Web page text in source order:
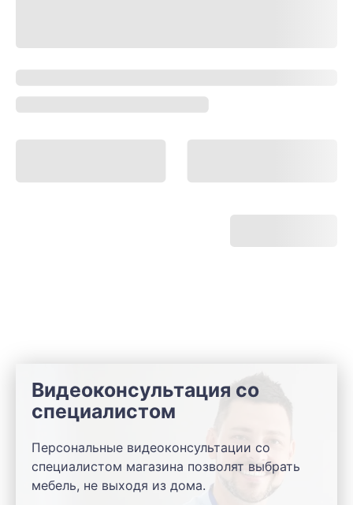
Видеоконсультация со
специалистом
Персональные видеоконсультации со
специалистом магазина позволят выбрать
мебель, не выходя из дома.